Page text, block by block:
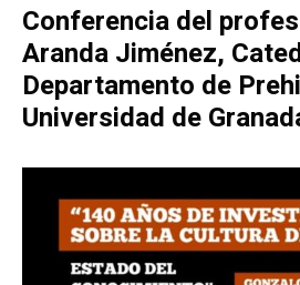
Conferencia del
Aranda Jiménez,
Departamento de
Universidad de